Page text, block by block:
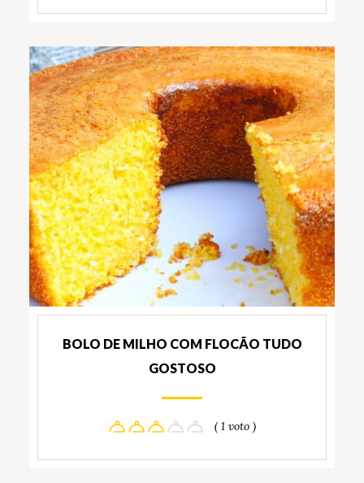
BOLO DE MILHO COM FLOCÃO TUDO
GOSTOSO
( 1 voto )